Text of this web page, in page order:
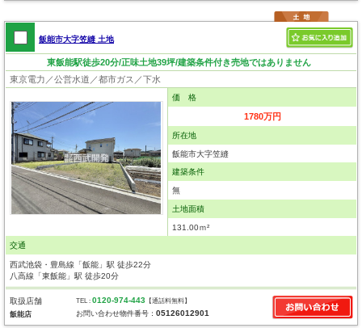
飯能市大字笠縫 土地
東飯能駅徒歩20分/正味土地39坪/建築条件付き売地ではありません
東京電力／公営水道／都市ガス／下水
価 格
1780万円
所在地
飯能市大字笠縫
建築条件
無
土地面積
131.00ｍ²
交通
西武池袋・豊島線「飯能」駅 徒歩22分
八高線「東飯能」駅 徒歩20分
取扱店舗
飯能店
TEL :0120-974-443 【通話料無料】
お問い合わせ物件番号：05126012901